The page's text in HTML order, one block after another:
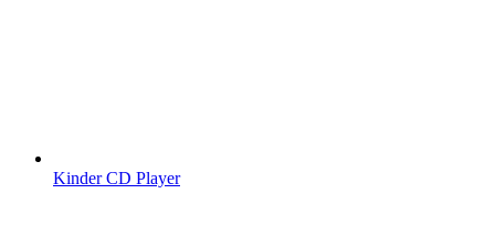
Kinder CD Player